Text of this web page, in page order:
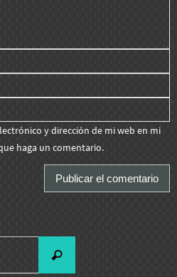
y dirección de mi web en mi
haga un comentario.
Buscar